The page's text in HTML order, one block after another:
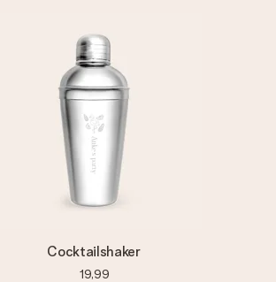
Cocktailshaker
19,99